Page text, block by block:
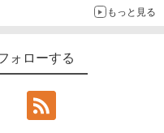
もっと見る
ォローする